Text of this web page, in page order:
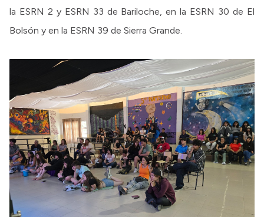
la ESRN 2 y ESRN 33 de Bariloche, en la ESRN 30 de El
Bolsón y en la ESRN 39 de Sierra Grande.